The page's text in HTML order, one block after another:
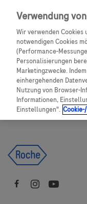
Skip to main content
Produkte
Es tut uns leid, aber
Verwendung
Wir verwenden Cookies
notwendigen Cookies
(Performance-
Personalisierungen
Marketingzwecke.
einhergehenden
Nutzung von Browser-
Informationen,
Einstellungen".